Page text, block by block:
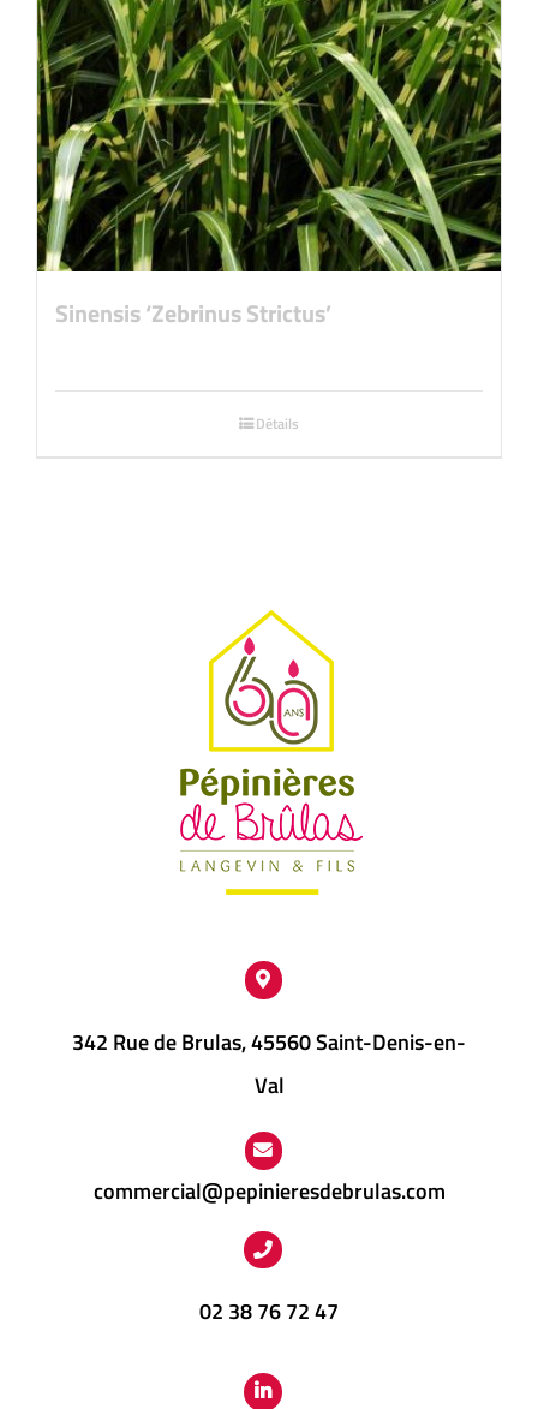
Sinensis ‘Zebrinus Strictus’
Détails
342 Rue de Brulas, 45560 Saint-Denis-en-
Val
commercial@pepinieresdebrulas.com
02 38 76 72 47